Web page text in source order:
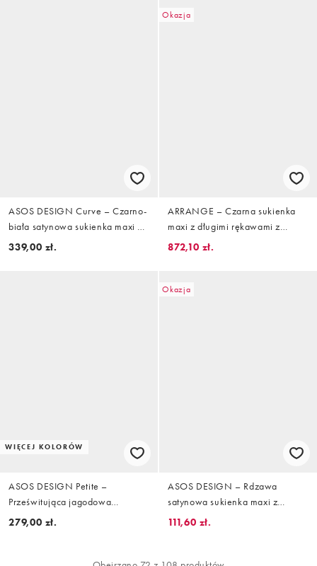
ASOS DESIGN Curve – Czarno-
biała satynowa sukienka maxi w
groszki z koronkowym
339,00 zł.
Okazja
ARRANGE – Czarna sukienka
maxi z długimi rękawami z
koronki i atłasu
872,10 zł.
WIĘCEJ KOLORÓW
ASOS DESIGN Petite –
Prześwitująca jagodowa
sukienka maxi z zabudowanym
279,00 zł.
Okazja
ASOS DESIGN – Rdzawa
satynowa sukienka maxi z
długimi rękawami i dekoltem w
111,60 zł.